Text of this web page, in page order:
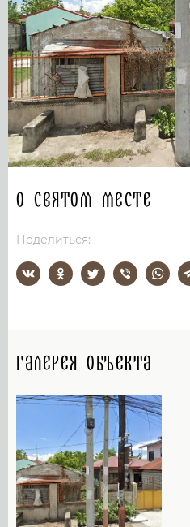
О святом месте
Поделиться:
Галерея объекта